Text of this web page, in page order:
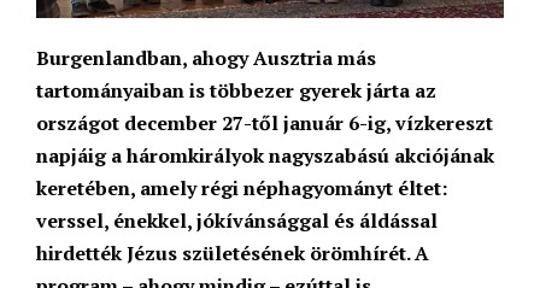
Burgenlandban, ahogy Ausztria más
tartományaiban is többezer gyerek járta az
országot december 27-től január 6-ig, vízkereszt
napjáig a háromkirályok nagyszabású akciójának
keretében, amely régi néphagyományt éltet:
verssel, énekkel, jókívánsággal és áldással
hirdették Jézus születésének örömhírét. A